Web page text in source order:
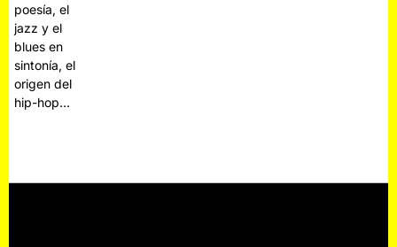
poesía, el
jazz y el
blues en
sintonía, el
origen del
hip-hop…